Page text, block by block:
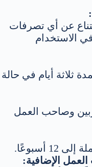
عن أي تصرفات
الاستخدام
ثلاثة أيام في حالة
وصاحب العمل
أسبوعًا.
الإضافية: